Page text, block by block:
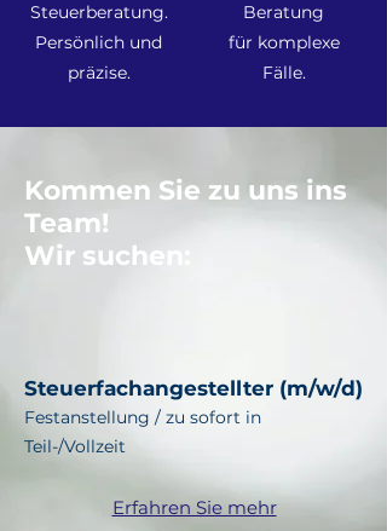
Steuerberatung.
Persönlich und
präzise.
Beratung
für komplexe
Fälle.
Kommen Sie zu uns ins
Team!
Wir suchen:
Steuerfachangestellter (m/w/d)
Festanstellung / zu sofort in
Teil-/Vollzeit
Erfahren Sie mehr